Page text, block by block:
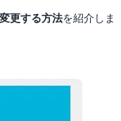
更する方法を紹介しま